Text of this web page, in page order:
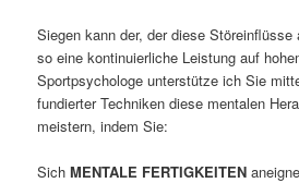
Siegen kann der, der diese Störeinflüsse
so eine kontinuierliche Leistung auf
Sportpsychologe unterstütze ich Sie
fundierter Techniken diese mentalen
meistern, indem Sie:
Sich MENTALE FERTIGKEITEN